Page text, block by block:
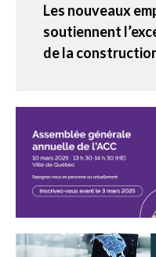
Les nouveaux
soutiennent
de la